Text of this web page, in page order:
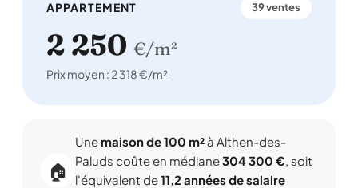
APPARTEMENT 39 ventes
2 250 €/m²
Prix moyen : 2 318 €/m²
🏠
Une maison de 100 m² à Althen-des-
Paluds coûte en médiane304 300 €, soit
l'équivalent de11,2 années de salaire